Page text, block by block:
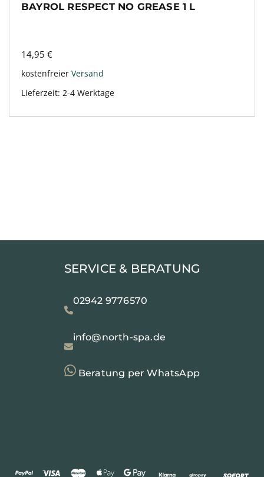
BAYROL RESPECT NO GREASE 1 L
14,95 €
kostenfreier Versand
Lieferzeit: 2-4 Werktage
SERVICE & BERATUNG
02942 9776570
info@north-spa.de
Beratung per WhatsApp